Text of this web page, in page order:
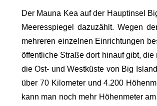
Der Mauna Kea auf der Hauptinsel
Meeresspiegel dazuzählt. Wegen
mehreren einzelnen Einrichtungen
öffentliche Straße dort hinauf gibt,
die Ost- und Westküste von Big
über 70 Kilometer und 4.200
kann man noch mehr Höhenmeter